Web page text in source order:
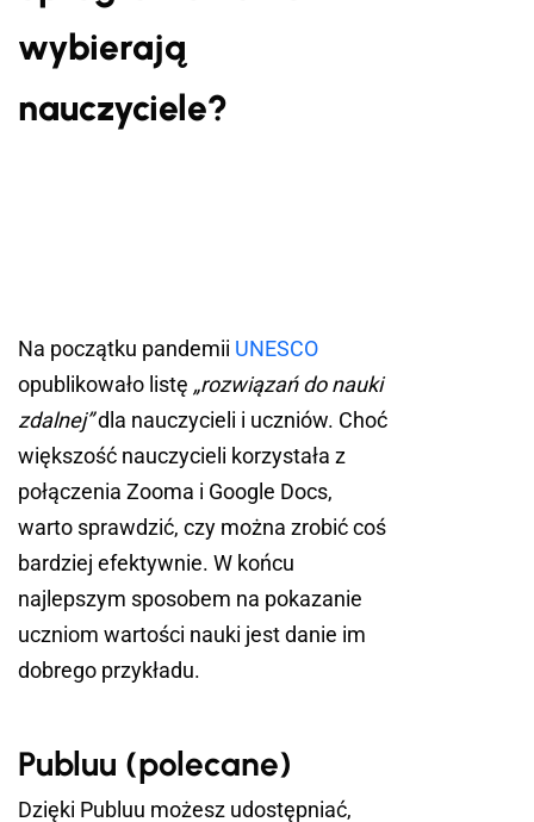
wybierają
nauczyciele?
Na początku pandemii UNESCO
opublikowało listę „rozwiązań do nauki
zdalnej”dla nauczycieli i uczniów. Choć
większość nauczycieli korzystała z
połączenia Zooma i Google Docs,
warto sprawdzić, czy można zrobić coś
bardziej efektywnie. W końcu
najlepszym sposobem na pokazanie
uczniom wartości nauki jest danie im
dobrego przykładu.
Publuu (polecane)
Dzięki Publuu możesz udostępniać,